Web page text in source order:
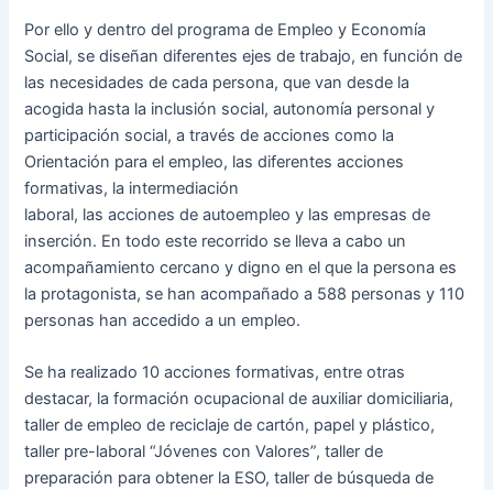
Por ello y dentro del programa de Empleo y Economía
Social, se diseñan diferentes ejes de trabajo, en función de
las necesidades de cada persona, que van desde la
acogida hasta la inclusión social, autonomía personal y
participación social, a través de acciones como la
Orientación para el empleo, las diferentes acciones
formativas, la intermediación
laboral, las acciones de autoempleo y las empresas de
inserción. En todo este recorrido se lleva a cabo un
acompañamiento cercano y digno en el que la persona es
la protagonista, se han acompañado a 588 personas y 110
personas han accedido a un empleo.
Se ha realizado 10 acciones formativas, entre otras
destacar, la formación ocupacional de auxiliar domiciliaria,
taller de empleo de reciclaje de cartón, papel y plástico,
taller pre-laboral “Jóvenes con Valores”, taller de
preparación para obtener la ESO, taller de búsqueda de